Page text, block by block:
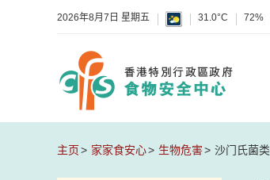
2026年8月7日 星期五 31.0°C 72%
主页 家家食安心 生物危害 沙门氏菌类